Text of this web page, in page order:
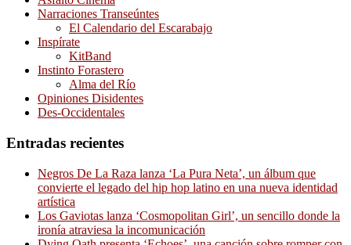
Narraciones Transeúntes
El Calendario del Escarabajo
Inspírate
KitBand
Instinto Forastero
Alma del Río
Opiniones Disidentes
Des-Occidentales
Entradas recientes
Negros De La Raza lanza ‘La Pura Neta’, un álbum que
convierte el legado del hip hop latino en una nueva identidad
artística
Los Gaviotas lanza ‘Cosmopolitan Girl’, un sencillo donde la
ironía atraviesa la incomunicación